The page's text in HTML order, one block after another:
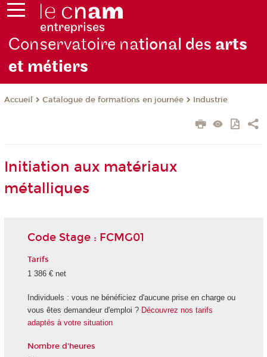
Conservatoire national des arts
et métiers
Accueil Catalogue de formations en journée Industrie
Initiation aux matériaux
métalliques
Code Stage : FCMG01
Tarifs
1 386 € net
Individuels : vous ne bénéficiez d'aucune prise en charge ou
vous êtes demandeur d'emploi ? Découvrez nos tarifs
adaptés à votre situation
Nombre d'heures